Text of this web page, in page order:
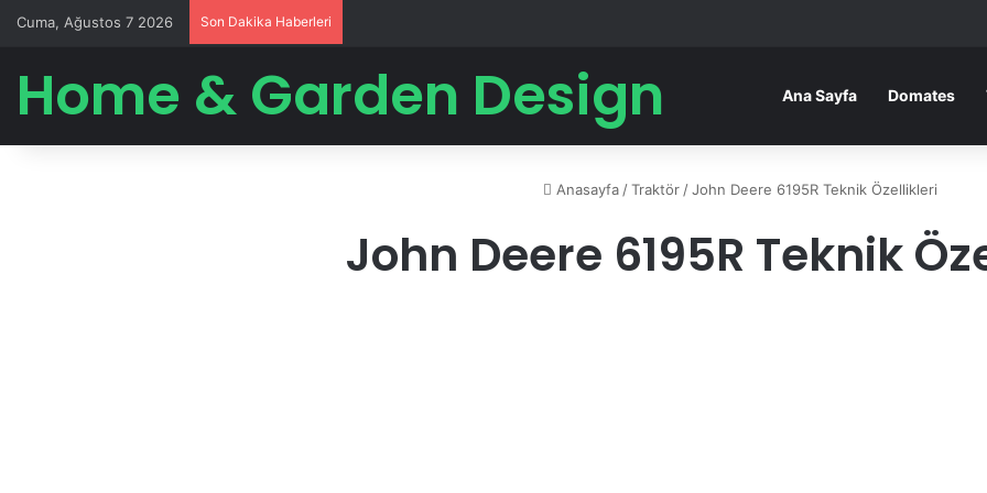
Cuma, Ağustos 7 2026 Son Dakika Haberleri
Home & Garden Design Ana Sayfa Domates
Anasayfa /Traktör /John Deere 6195R Teknik Özellikleri
John Deere 6195R Teknik